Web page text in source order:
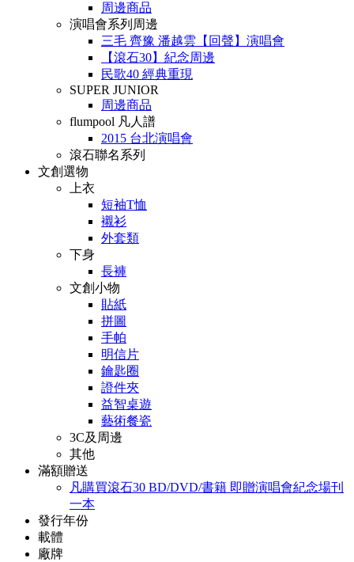
周邊商品
演唱會系列周邊
三毛 齊豫 潘越雲【回聲】演唱會
【滾石30】紀念周邊
民歌40 經典重現
SUPER JUNIOR
周邊商品
flumpool 凡人譜
2015 台北演唱會
滾石聯名系列
文創選物
上衣
短袖T恤
襯衫
外套類
下身
長褲
文創小物
貼紙
拼圖
手帕
明信片
鑰匙圈
證件夾
益智桌遊
藝術餐瓷
3C及周邊
其他
滿額贈送
凡購買滾石30 BD/DVD/書籍 即贈演唱會紀念場刊
一本
發行年份
載體
廠牌